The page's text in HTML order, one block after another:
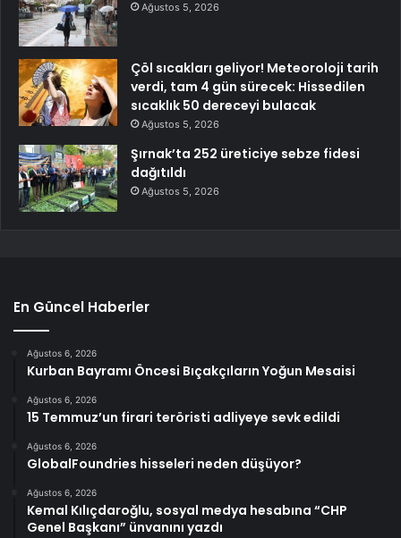
Ağustos 5, 2026
Çöl sıcakları geliyor! Meteoroloji tarih
verdi, tam 4 gün sürecek: Hissedilen
sıcaklık 50 dereceyi bulacak
Ağustos 5, 2026
Şırnak’ta 252 üreticiye sebze fidesi
dağıtıldı
Ağustos 5, 2026
En Güncel Haberler
Ağustos 6, 2026
Kurban Bayramı Öncesi Bıçakçıların Yoğun Mesaisi
Ağustos 6, 2026
15 Temmuz’un firari teröristi adliyeye sevk edildi
Ağustos 6, 2026
GlobalFoundries hisseleri neden düşüyor?
Ağustos 6, 2026
Kemal Kılıçdaroğlu, sosyal medya hesabına “CHP
Genel Başkanı” ünvanını yazdı